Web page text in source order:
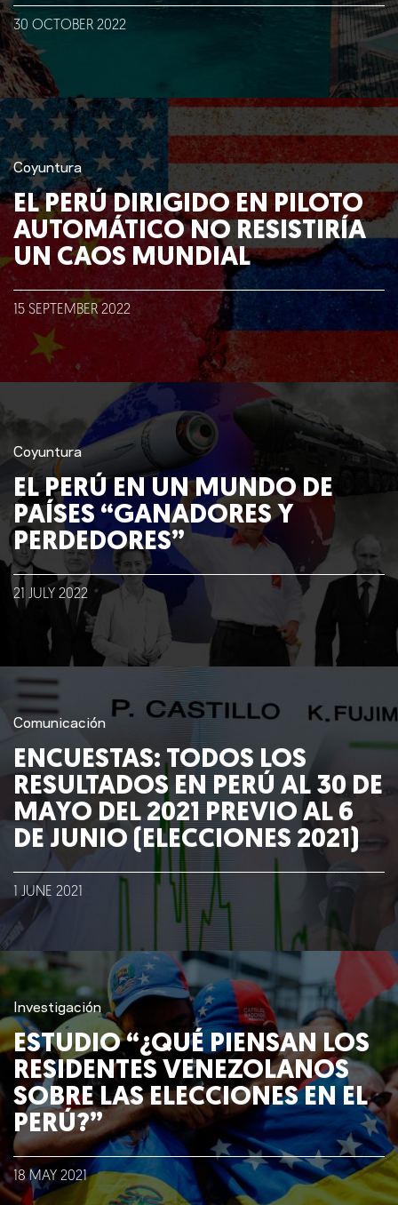
Nosotros
Clientes
Lo que hacemos
Blog
Talento
Conversemos
30 OCTOBER 2022
Coyuntura
EL PERÚ DIRIGIDO EN PILOTO
AUTOMÁTICO NO RESISTIRÍA
UN CAOS MUNDIAL
15 SEPTEMBER 2022
Coyuntura
EL PERÚ EN UN MUNDO DE
PAÍSES “GANADORES Y
PERDEDORES”
21 JULY 2022
Comunicación
ENCUESTAS: TODOS LOS
RESULTADOS EN PERÚ AL 30 DE
MAYO DEL 2021 PREVIO AL 6
DE JUNIO (ELECCIONES 2021)
JUNE 2021
Investigación
ESTUDIO “¿QUÉ PIENSAN LOS
RESIDENTES VENEZOLANOS
SOBRE LAS ELECCIONES EN EL
PERÚ?”
18 MAY 2021